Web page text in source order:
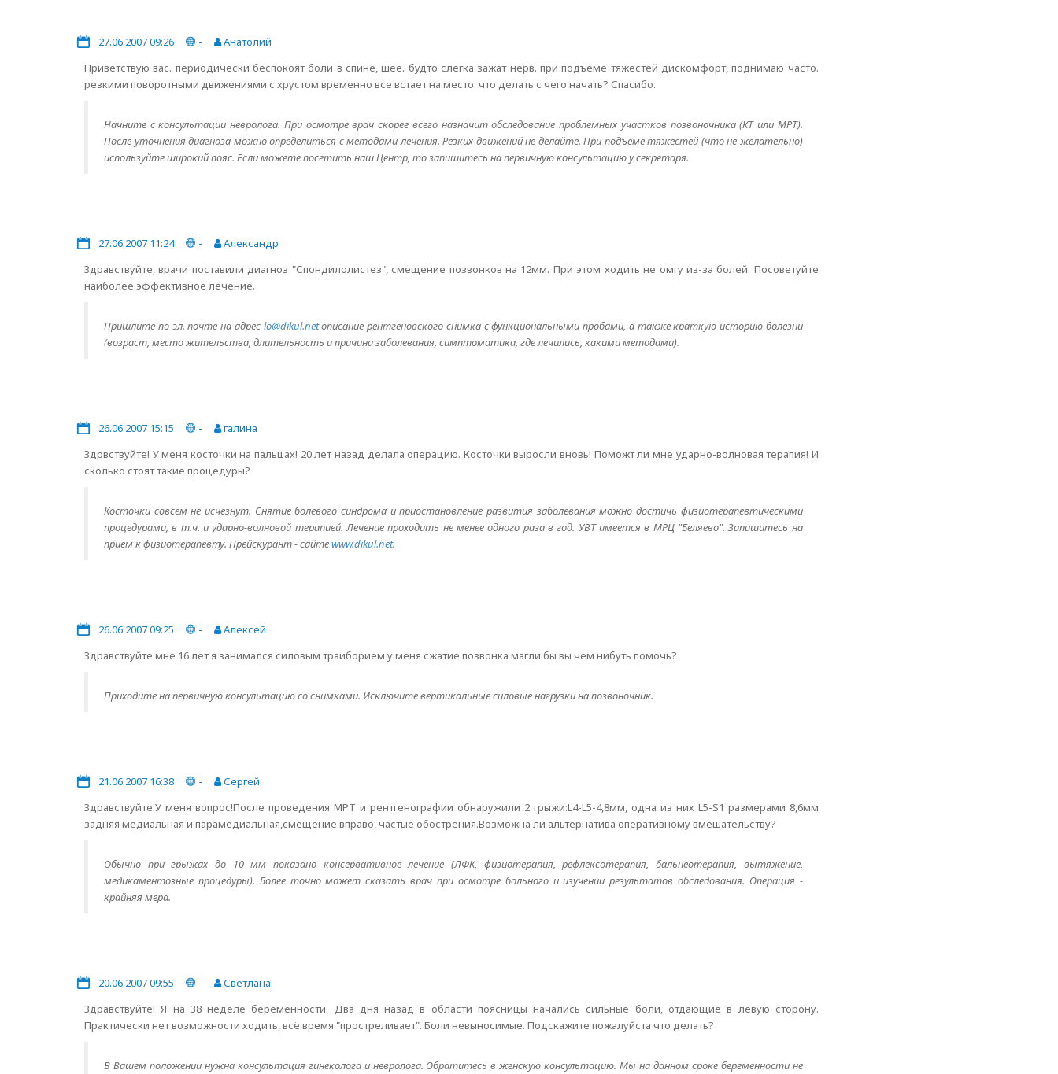
27.06.2007 09:26 -
Анатолий
Приветствую вас. периодически беспокоят боли в спине, шее. будто слегка зажат нерв. при подъеме тяжестей дискомфорт, поднимаю часто.
резкими поворотными движениями с хрустом временно все встает на место. что делать с чего начать? Спасибо.
Начните с консультации невролога. При осмотре врач скорее всего назначит обследование проблемных участков позвоночника (КТ или МРТ).
После уточнения диагноза можно определиться с методами лечения. Резких движений не делайте. При подъеме тяжестей (что не желательно)
используйте широкий пояс. Если можете посетить наш Центр, то запишитесь на первичную консультацию у секретаря.
27.06.2007 11:24 -
Александр
Здравствуйте, врачи поставили диагноз "Спондилолистез", смещение позвонков на 12мм. При этом ходить не омгу из-за болей. Посоветуйте
наиболее эффективное лечение.
Пришлите по эл. почте на адрес lo@dikul.netописание рентгеновского снимка с функциональными пробами, а также краткую историю болезни
(возраст, место жительства, длительность и причина заболевания, симптоматика, где лечились, какими методами).
26.06.2007 15:15 -
галина
Здрвствуйте! У меня косточки на пальцах! 20 лет назад делала операцию. Косточки выросли вновь! Поможт ли мне ударно-волновая терапия! И
сколько стоят такие процедуры?
Косточки совсем не исчезнут. Снятие болевого синдрома и приостановление развития заболевания можно достичь физиотерапевтическими
процедурами, в т.ч. и ударно-волновой терапией. Лечение проходить не менее одного раза в год. УВТ имеется в МРЦ "Беляево". Запишитесь на
прием к физиотерапевту. Прейскурант - сайтеwww.dikul.net.
26.06.2007 09:25 -
Алексей
Здравствуйте мне 16 лет я занимался силовым траиборием у меня сжатие позвонка магли бы вы чем нибуть помочь?
Приходите на первичную консультацию со снимками. Исключите вертикальные силовые нагрузки на позвоночник.
21.06.2007 16:38 -
Сергей
Здравствуйте.У меня вопрос!После проведения МРТ и рентгенографии обнаружили 2 грыжи:L4-L5-4,8мм, одна из них L5-S1 размерами 8,6мм
задняя медиальная и парамедиальная,смещение вправо, частые обострения.Возможна ли альтернатива оперативному вмешательству?
Обычно при грыжах до 10 мм показано консервативное лечение (ЛФК, физиотерапия, рефлексотерапия, бальнеотерапия, вытяжение,
медикаментозные процедуры). Более точно может сказать врач при осмотре больного и изучении результатов обследования. Операция -
крайняя мера.
20.06.2007 09:55 -
Светлана
Здравствуйте! Я на 38 неделе беременности. Два дня назад в области поясницы начались сильные боли, отдающие в левую сторону.
Практически нет возможности ходить, всё время "простреливает". Боли невыносимые. Подскажите пожалуйста что делать?
В Вашем положении нужна консультация гинеколога и невролога. Обратитесь в женскую консультацию. Мы на данном сроке беременности не